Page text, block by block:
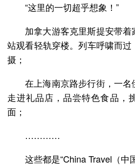
“这里的一切超乎想象！”
加拿大游客克里斯提安带
站观看轻轨穿楼。列车呼啸而
摄；
在上海南京路步行街，一
走进礼品店，品尝特色食品，
面；
…………
这些都是“China Travel（中